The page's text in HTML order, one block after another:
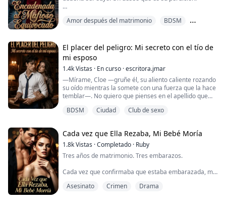
eran monedas de cambio para su familia. Para salvar
fotografías. Pero la noche antes de la boda, el cobarde
Alessio huye, dejando un vacío que sol...
Amor después del matrimonio
BDSM
El placer del peligro: Mi secreto con el tío de
mi esposo
1.4kVistas · En curso ·escritora.jmar
—Mírame, Cloe —gruñe él, su aliento caliente rozando
su oído mientras la somete con una fuerza que la hace
temblar—. No quiero que pienses en el apellido que
haciendo mujer ahora mismo.
—Dominic... —jadea ella, arqueándose, sintiendo que
el placer es un cuchillo de doble filo—. Él es tu
sobrino... esto es una locura.
Dominic suelta una risa osc...
BDSM Ciudad Club de sexo
Cada vez que Ella Rezaba, Mi Bebé Moría
1.8kVistas ·Completado · Ruby
Tres años de matrimonio. Tres embarazos.
Cada vez que confirmaba que estaba embarazada, mi
mansión.
Asesinato Crimen Drama